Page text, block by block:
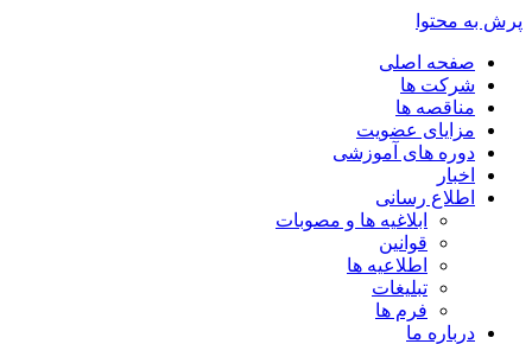
پرش به محتوا
صفحه اصلی
شرکت ها
مناقصه ها
مزایای عضویت
دوره های آموزشی
اخبار
اطلاع رسانی
ابلاغیه ها و مصوبات
قوانین
اطلاعیه ها
تبلیغات
فرم ها
درباره ما